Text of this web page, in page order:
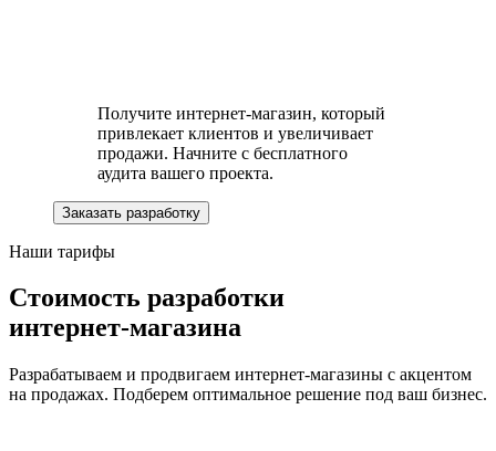
Получите интернет-магазин, который
привлекает клиентов и увеличивает
продажи. Начните с бесплатного
аудита вашего проекта.
Заказать разработку
Наши тарифы
Стоимость разработки
интернет-магазина
Разрабатываем и продвигаем интернет-магазины с акцентом
на продажах. Подберем оптимальное решение под ваш бизнес.